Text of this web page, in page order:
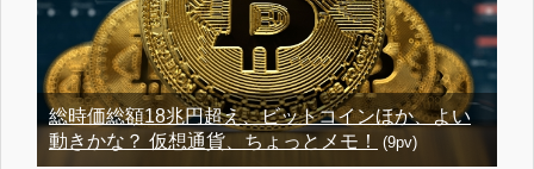
総時価総額18兆円超え、ビットコインほか、よい
動きかな？ 仮想通貨、ちょっとメモ！
(9pv)